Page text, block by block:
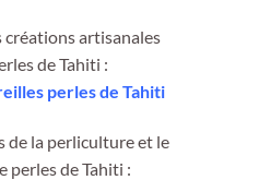
créations artisanales
de Tahiti :
perles de Tahiti
de la perliculture et le
perles de Tahiti :